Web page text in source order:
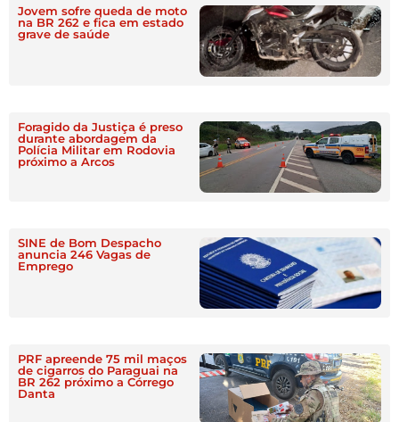
Jovem sofre queda de moto
na BR 262 e fica em estado
grave de saúde
Foragido da Justiça é preso
durante abordagem da
Polícia Militar em Rodovia
próximo a Arcos
SINE de Bom Despacho
anuncia 246 Vagas de
Emprego
PRF apreende 75 mil maços
de cigarros do Paraguai na
BR 262 próximo a Córrego
Danta